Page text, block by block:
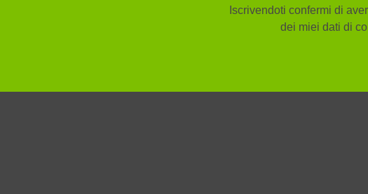
Iscrivendoti confermi di
dei miei dati di